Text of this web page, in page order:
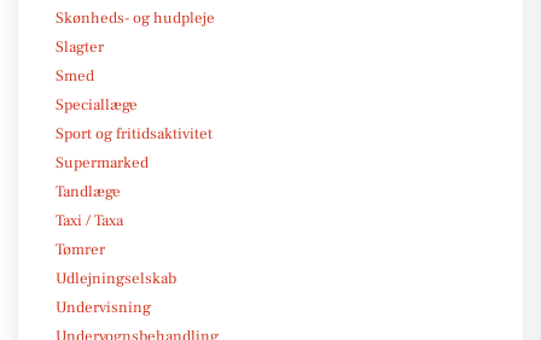
Skønheds- og hudpleje
Slagter
Smed
Speciallæge
Sport og fritidsaktivitet
Supermarked
Tandlæge
Taxi / Taxa
Tømrer
Udlejningselskab
Undervisning
Undervognsbehandling